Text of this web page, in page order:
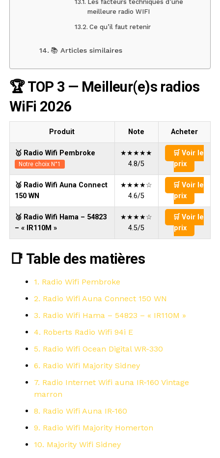
Les facteurs techniques d’une
meilleure radio WIFI
Ce qu’il faut retenir
📚 Articles similaires
🏆 TOP 3 — Meilleur(e)s radios
WiFi 2026
Produit Note Acheter
🥇 Radio Wifi Pembroke
Notre choix N°1
★★★★★
4.8/5
🛒 Voir le
prix
🥈 Radio Wifi Auna Connect
150 WN
★★★★☆
4.6/5
🛒 Voir le
prix
🥉 Radio Wifi Hama – 54823
– « IR110M »
★★★★☆
4.5/5
🛒 Voir le
prix
📑 Table des matières
1. Radio Wifi Pembroke
2. Radio Wifi Auna Connect 150 WN
3. Radio Wifi Hama – 54823 – « IR110M »
4. Roberts Radio Wifi 94i E
5. Radio Wifi Ocean Digital WR-330
6. Radio Wifi Majority Sidney
7. Radio Internet Wifi auna IR-160 Vintage
marron
8. Radio Wifi Auna IR-160
9. Radio Wifi Majority Homerton
10. Majority Wifi Sidney